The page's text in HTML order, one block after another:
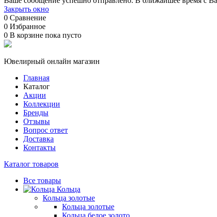
Закрыть окно
0 Сравнение
0 Избранное
0 В корзине пока пусто
Ювелирный онлайн магазин
Главная
Каталог
Акции
Коллекции
Бренды
Отзывы
Вопрос ответ
Доставка
Контакты
Каталог товаров
Все товары
Кольца
Кольца золотые
Кольца золотые
Кольца белое золото